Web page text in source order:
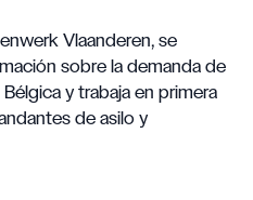
Vlaanderen, se
sobre la demanda de
y trabaja en primera
de asilo y